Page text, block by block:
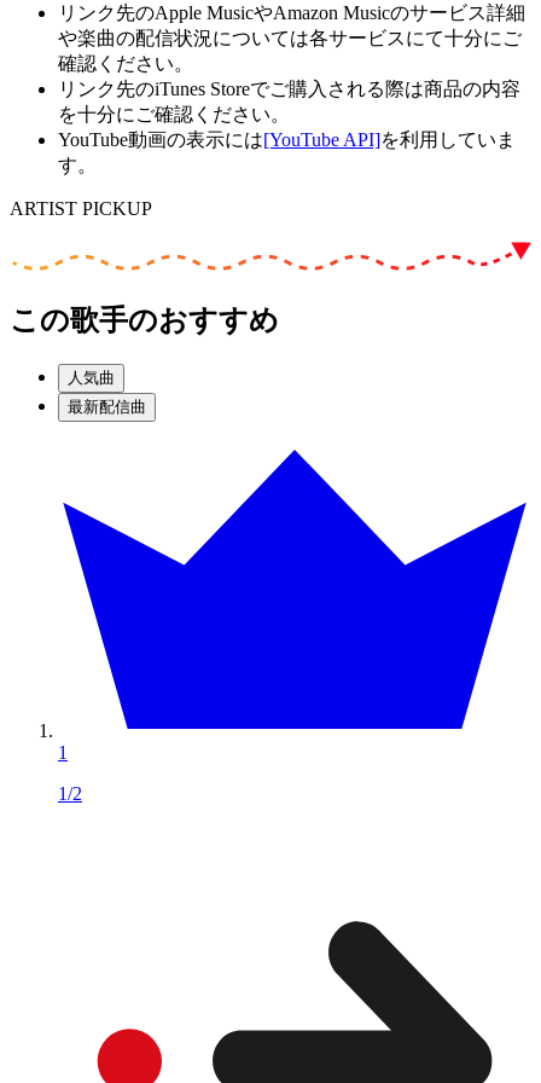
リンク先のApple MusicやAmazon Musicのサービス詳細
や楽曲の配信状況については各サービスにて十分にご
確認ください。
リンク先のiTunes Storeでご購入される際は商品の内容
を十分にご確認ください。
YouTube動画の表示には[YouTube API]を利用していま
す。
ARTIST PICKUP
この歌手のおすすめ
人気曲
最新配信曲
1
1/2